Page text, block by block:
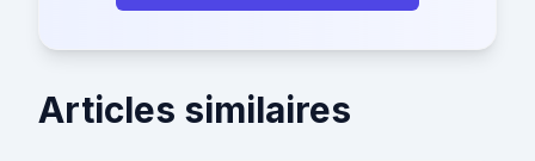
Articles similaires